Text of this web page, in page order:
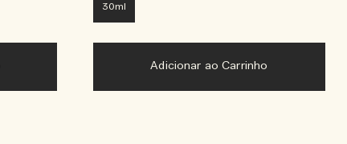
30ml
Adicionar ao Carrinho